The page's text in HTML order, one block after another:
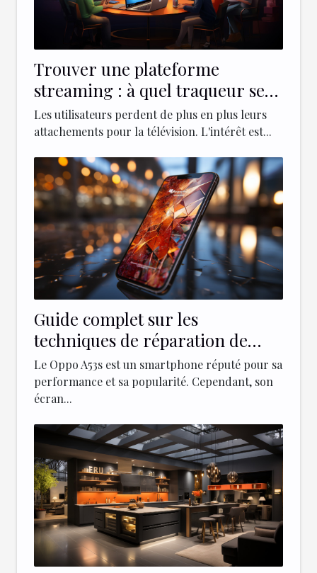
Trouver une plateforme
streaming : à quel traqueur se
référer ?
Les utilisateurs perdent de plus en plus leurs
attachements pour la télévision. L'intérêt est...
Guide complet sur les
techniques de réparation de
l'écran d’un Oppo A53s
Le Oppo A53s est un smartphone réputé pour sa
performance et sa popularité. Cependant, son
écran...